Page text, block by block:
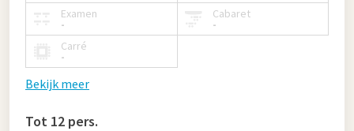
Examen
-
Cabaret
-
Carré
-
Bekijk meer
Tot 12 pers.